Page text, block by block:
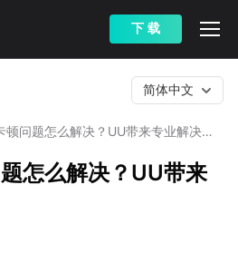
下 载
顿问题怎么解决？UU带来专业解决方
简体中文
怎么解决？UU带来